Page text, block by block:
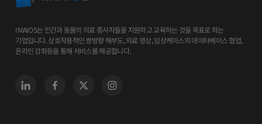
IMAIOS는 인간과 동물의 의료 종사자들을 지원하고 교육하는 것을 목표로 하는
기업입니다. 상호작용적인 쌍방향 해부도, 의료 영상, 임상케이스의 데이타베이스 협업,
온라인 강좌등을 통해 서비스를 제공합니다.